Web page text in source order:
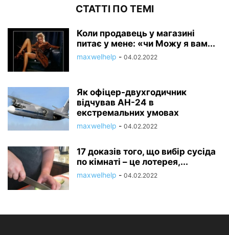
СТАТТІ ПО ТЕМІ
Коли продавець у магазині
питає у мене: «чи Можу я вам...
maxwelhelp - 04.02.2022
Як офіцер-двухгодичник
відчував АН-24 в
екстремальних умовах
maxwelhelp - 04.02.2022
17 доказів того, що вибір сусіда
по кімнаті – це лотерея,...
maxwelhelp - 04.02.2022